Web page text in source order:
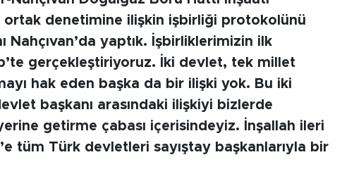
ortak denetimine ilişkin işbirliği protokolünü
Nahçıvan’da yaptık. İşbirliklerimizin ilk
gerçekleştiriyoruz. İki devlet, tek millet
hak eden başka da bir ilişki yok. Bu iki
başkanı arasındaki ilişkiyi bizlerde
getirme çabası içerisindeyiz. İnşallah ileri
tüm Türk devletleri sayıştay başkanlarıyla bir